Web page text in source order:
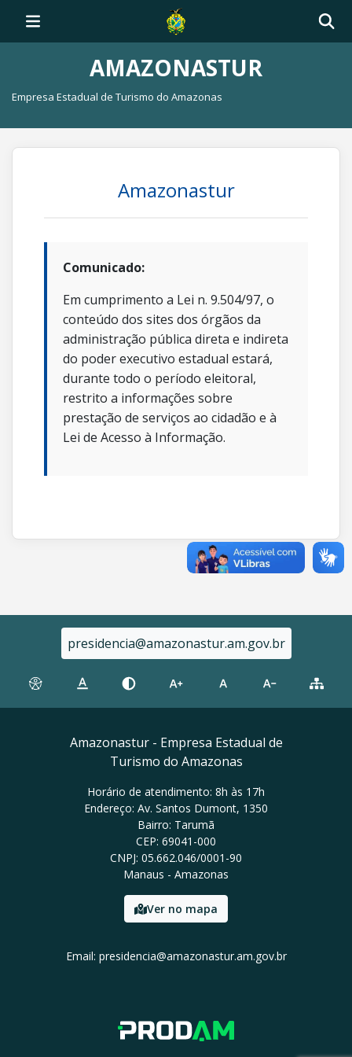
AMAZONASTUR
Empresa Estadual de Turismo do Amazonas
Amazonastur
Comunicado:
Em cumprimento a Lei n. 9.504/97, o
conteúdo dos sites dos órgãos da
administração pública direta e indireta
do poder executivo estadual estará,
durante todo o período eleitoral,
restrito a informações sobre
prestação de serviços ao cidadão e à
Lei de Acesso à Informação.
presidencia@amazonastur.am.gov.br
Amazonastur - Empresa Estadual de
Turismo do Amazonas
Horário de atendimento: 8h às 17h
Endereço: Av. Santos Dumont, 1350
Bairro: Tarumã
CEP: 69041-000
CNPJ: 05.662.046/0001-90
Manaus - Amazonas
Ver no mapa
Email: presidencia@amazonastur.am.gov.br